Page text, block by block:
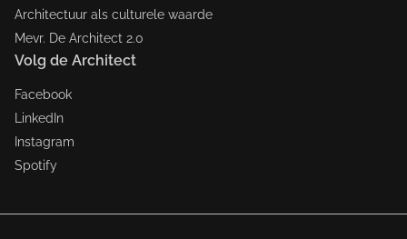
Architectuur als culturele waarde
Mevr. De Architect 2.0
Volg de Architect
Facebook
LinkedIn
Instagram
Spotify